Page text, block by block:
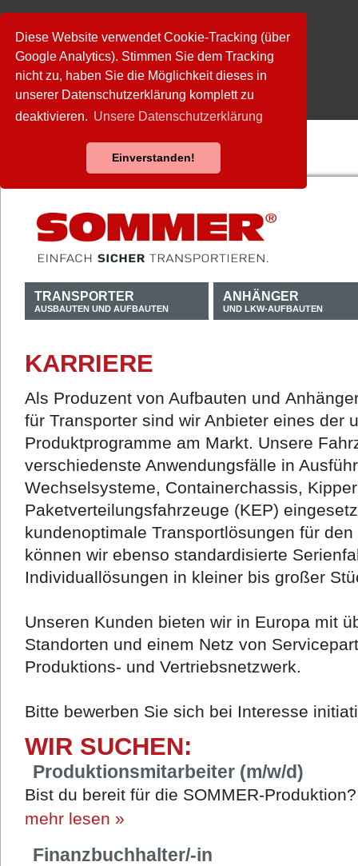
Diese Website verwendet Cookie-Tracking (über
Google Analytics). Stimmen Sie dem Tracking
nicht zu, haben Sie die Möglichkeit dieses in
unserer Datenschutzerklärung komplett zu
deaktivieren. Unsere Datenschutzerklärung
Einverstanden!
TRANSPORTER
AUSBAUTEN UND AUFBAUTEN
ANHÄNGER
UND LKW-AUFBAUTEN
KARRIERE
Als Produzent von Aufbauten und
für Transporter sind wir Anbieter eines der
Produktprogramme am Markt. Unsere
verschiedenste Anwendungsfälle in
Wechselsysteme, Containerchassis,
Paketverteilungsfahrzeuge (KEP)
kundenoptimale Transportlösungen für
können wir ebenso standardisierte
Individuallösungen in kleiner bis großer
Unseren Kunden bieten wir in Europa mit
Standorten und einem Netz von
Produktions- und Vertriebsnetzwerk.
Bitte bewerben Sie sich bei Interesse
WIR SUCHEN:
Produktionsmitarbeiter (m/w/d)
Bist du bereit für die SOMMER-
mehr lesen »
Finanzbuchhalter/-in